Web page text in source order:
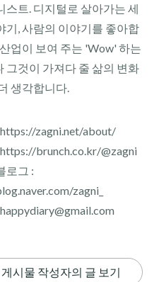
스트. 디지털로 살아가는 세
기, 사람의 이야기를 좋아합
업이 보여 주는 'Wow' 하는
그것이 가져다 줄 삶의 변화
생각합니다.
https://zagni.net/about/
https://brunch.co.kr/@zagni
로그 :
zagni_
시물 작성자의 글 보기